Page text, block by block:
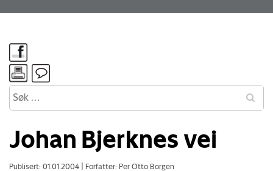
Johan Bjerknes vei
Publisert: 01.01.2004 Forfatter: Per Otto Borgen